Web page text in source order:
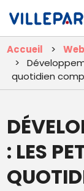
Accueil
quotidien
: LES